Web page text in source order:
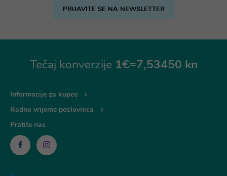
PRIJAVITE SE NA NEWSLETTER
Tečaj konverzije 1€=7,53450 kn
Informacije za kupce
Radno vrijeme poslovnica
Pratite nas